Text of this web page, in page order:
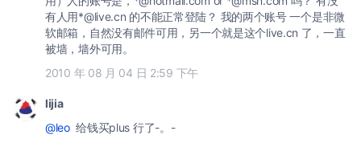
有人用*@live.cn 的不能正常登陆？ 我的两个账号 一个是非微
软邮箱，自然没有邮件可用，另一个就是这个live.cn 了，一直
被墙，墙外可用。
2010 年 08 月 04 日 2:59 下午
lijia
@leo给钱买plus 行了-。-